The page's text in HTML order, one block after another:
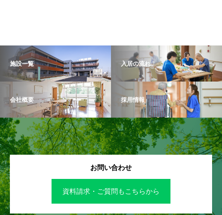
施設一覧 入居の流れ
会社概要 採用情報
お問い合わせ
資料請求・ご質問もこちらから